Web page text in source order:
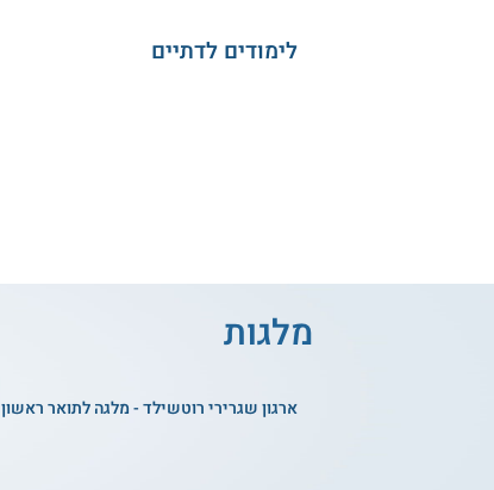
לימודים לדתיים
מלגות
ארגון שגרירי רוטשילד - מלגה לתואר ראשון